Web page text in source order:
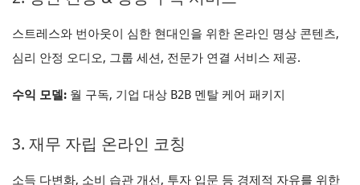
스트레스와 번아웃이 심한 현대인을 위한 온라인 명상 콘텐츠,
심리 안정 오디오, 그룹 세션, 전문가 연결 서비스 제공.
수익 모델: 월 구독, 기업 대상 B2B 멘탈 케어 패키지
3. 재무 자립 온라인 코칭
소득 다변화, 소비 습관 개선, 투자 입문 등 경제적 자유를 위한